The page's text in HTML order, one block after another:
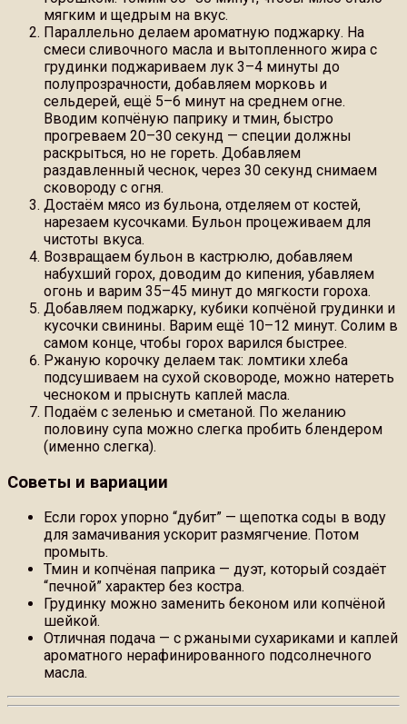
мягким и щедрым на вкус.
Параллельно делаем ароматную поджарку. На
смеси сливочного масла и вытопленного жира с
грудинки поджариваем лук 3–4 минуты до
полупрозрачности, добавляем морковь и
сельдерей, ещё 5–6 минут на среднем огне.
Вводим копчёную паприку и тмин, быстро
прогреваем 20–30 секунд — специи должны
раскрыться, но не гореть. Добавляем
раздавленный чеснок, через 30 секунд снимаем
сковороду с огня.
Достаём мясо из бульона, отделяем от костей,
нарезаем кусочками. Бульон процеживаем для
чистоты вкуса.
Возвращаем бульон в кастрюлю, добавляем
набухший горох, доводим до кипения, убавляем
огонь и варим 35–45 минут до мягкости гороха.
Добавляем поджарку, кубики копчёной грудинки и
кусочки свинины. Варим ещё 10–12 минут. Солим в
самом конце, чтобы горох варился быстрее.
Ржаную корочку делаем так: ломтики хлеба
подсушиваем на сухой сковороде, можно натереть
чесноком и прыснуть каплей масла.
Подаём с зеленью и сметаной. По желанию
половину супа можно слегка пробить блендером
(именно слегка).
Советы и вариации
Если горох упорно “дубит” — щепотка соды в воду
для замачивания ускорит размягчение. Потом
промыть.
Тмин и копчёная паприка — дуэт, который создаёт
“печной” характер без костра.
Грудинку можно заменить беконом или копчёной
шейкой.
Отличная подача — с ржаными сухариками и каплей
ароматного нерафинированного подсолнечного
масла.